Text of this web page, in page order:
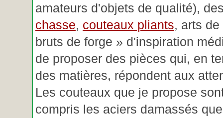
amateurs d'objets de qualité),
chasse, couteaux pliants, arts
bruts de forge » d'inspiration
de proposer des pièces qui, en
des matières, répondent aux
Les couteaux que je propose
compris les aciers damassés